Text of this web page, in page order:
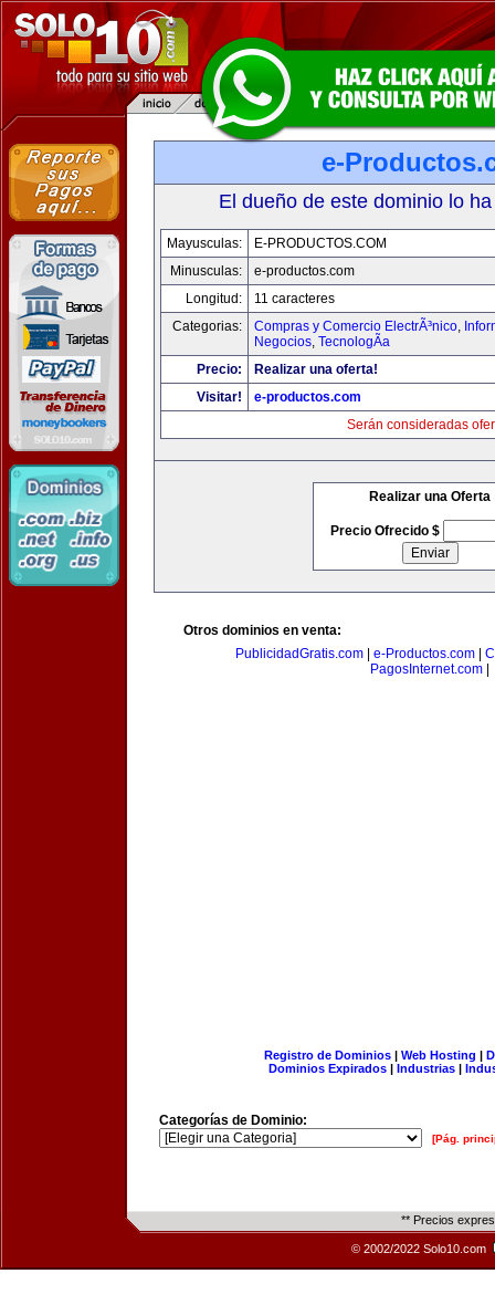
e-
El dueño de este dominio lo
Mayusculas:
E-PRODUCTOS.COM
Minusculas:
e-productos.com
Longitud:
11 caracteres
Categorias:
Compras y Comercio ElectrÃ³nico,
Negocios, TecnologÃ­a
Precio:
Realizar una oferta!
Visitar!
e-productos.com
Serán consideradas
Realizar una Oferta
Precio Ofrecido $
Otros dominios en venta:
PublicidadGratis.com
e-Productos.com
PagosInternet.com
Registro de Dominios| Web Hosting |
Dominios Expirados | Industrias |
Categorías de Dominio:
[Pág.
** Precios
© 2002/2022 Solo10.com